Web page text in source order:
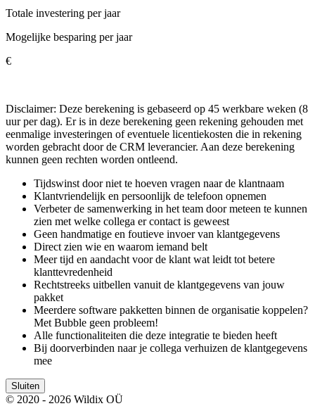
Totale investering per jaar
Mogelijke besparing per jaar
€
Disclaimer: Deze berekening is gebaseerd op 45 werkbare weken (8
uur per dag). Er is in deze berekening geen rekening gehouden met
eenmalige investeringen of eventuele licentiekosten die in rekening
worden gebracht door de CRM leverancier. Aan deze berekening
kunnen geen rechten worden ontleend.
Tijdswinst door niet te hoeven vragen naar de klantnaam
Klantvriendelijk en persoonlijk de telefoon opnemen
Verbeter de samenwerking in het team door meteen te kunnen
zien met welke collega er contact is geweest
Geen handmatige en foutieve invoer van klantgegevens
Direct zien wie en waarom iemand belt
Meer tijd en aandacht voor de klant wat leidt tot betere
klanttevredenheid
Rechtstreeks uitbellen vanuit de klantgegevens van jouw
pakket
Meerdere software pakketten binnen de organisatie koppelen?
Met Bubble geen probleem!
Alle functionaliteiten die deze integratie te bieden heeft
Bij doorverbinden naar je collega verhuizen de klantgegevens
mee
Sluiten
© 2020 - 2026 Wildix OÜ